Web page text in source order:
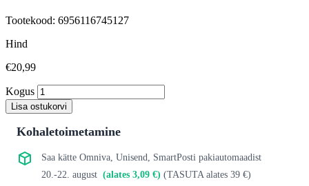
Tootekood: 6956116745127
Hind
€20,99
Kogus
Lisa ostukorvi
Kohaletoimetamine
Saa kätte Omniva, Unisend, SmartPosti pakiautomaadist
20.-22. august (alates 3,09 €) (TASUTA alates 39 €)